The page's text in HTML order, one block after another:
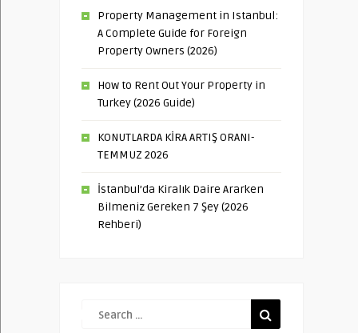
Property Management in Istanbul:
A Complete Guide for Foreign
Property Owners (2026)
How to Rent Out Your Property in
Turkey (2026 Guide)
KONUTLARDA KİRA ARTIŞ ORANI-
TEMMUZ 2026
İstanbul’da Kiralık Daire Ararken
Bilmeniz Gereken 7 Şey (2026
Rehberi)